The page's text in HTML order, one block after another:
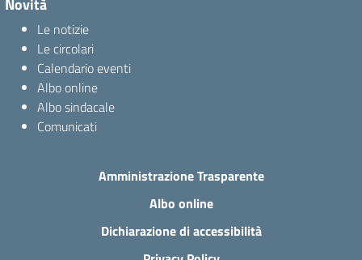
Novità
Le notizie
Le circolari
Calendario eventi
Albo online
Albo sindacale
Comunicati
Amministrazione Trasparente
Albo online
Dichiarazione di accessibilità